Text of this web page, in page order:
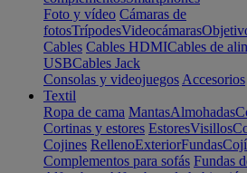
Foto y vídeo Cámaras de
fotosTrípodesVideocámaras
Cables Cables HDMICables de
USBCables Jack
Consolas y videojuegos Accesorios
Textil
Ropa de cama MantasAlmohadas
Cortinas y estores EstoresVisillos
Cojines RellenoExteriorFundas
Complementos para sofás Fundas